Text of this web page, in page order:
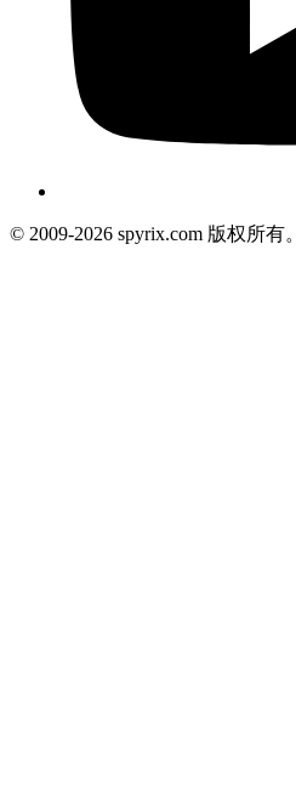
© 2009-2026 spyrix.com 版权所有。